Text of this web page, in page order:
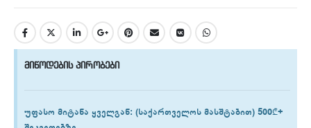
მიწოდების პირობები
უფასო მიტანა ყველგან: (საქართველოს მასშტაბით) 500₾+